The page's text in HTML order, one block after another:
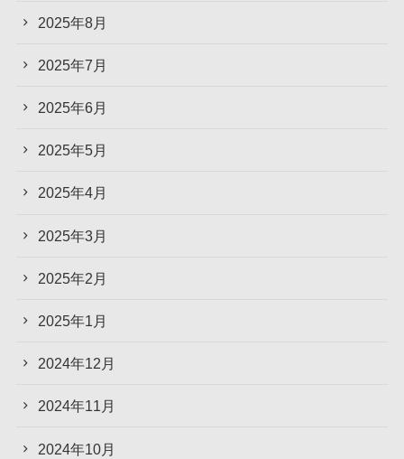
2025年8月
2025年7月
2025年6月
2025年5月
2025年4月
2025年3月
2025年2月
2025年1月
2024年12月
2024年11月
2024年10月